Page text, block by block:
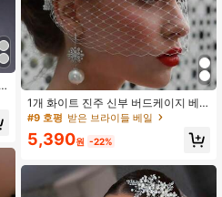
1개 화이트 진주 신부 버드케이지 베
일 - 매력적인 신부 모자, 여성용 블러
딩 헤어밴드 액세서리
#9 호평 받은 브라이들 베일
5,390원 -22%